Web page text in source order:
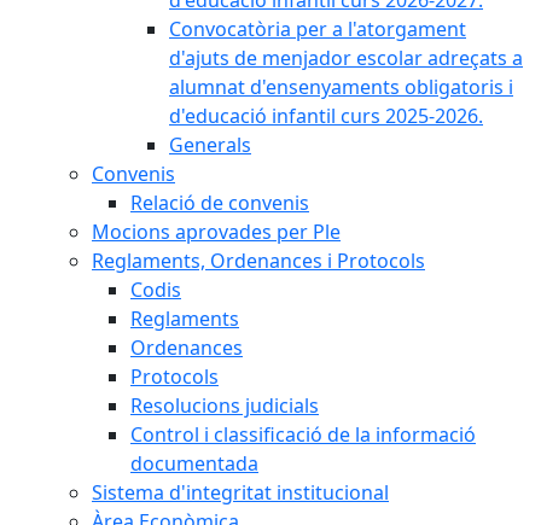
Convocatòria per a l'atorgament
d'ajuts de menjador escolar adreçats a
alumnat d'ensenyaments obligatoris i
d'educació infantil curs 2025-2026.
Generals
Convenis
Relació de convenis
Mocions aprovades per Ple
Reglaments, Ordenances i Protocols
Codis
Reglaments
Ordenances
Protocols
Resolucions judicials
Control i classificació de la informació
documentada
Sistema d'integritat institucional